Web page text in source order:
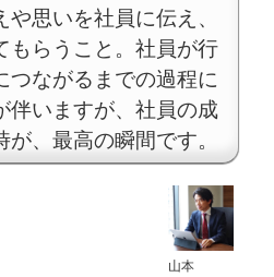
や思いを社員に伝え、
もらうこと。社員が行
つながるまでの過程に
伴いますが、社員の成
、最高の瞬間です。
山本